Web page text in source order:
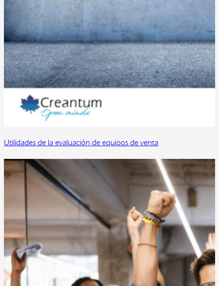
Utilidades de la evaluación de equipos de venta